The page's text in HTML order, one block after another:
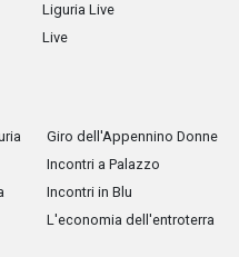
Liguria Live
Live
Giro dell'Appennino Donne
Incontri a Palazzo
Incontri in Blu
L'economia dell'entroterra